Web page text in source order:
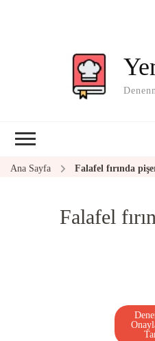
Ana Sayfa Falafel fırında
Falafel